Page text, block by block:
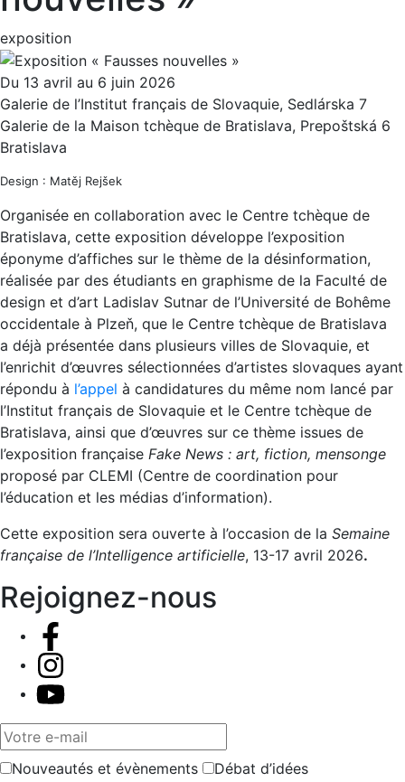
exposition
Du 13 avril au 6 juin 2026
Galerie de l’Institut français de Slovaquie, Sedlárska 7
Galerie de la Maison tchèque de Bratislava, Prepoštská 6
Bratislava
Design : Matěj Rejšek
Organisée en collaboration avec le Centre tchèque de
Bratislava, cette exposition développe l’exposition
éponyme d’affiches sur le thème de la désinformation,
réalisée par des étudiants en graphisme de la Faculté de
design et d’art Ladislav Sutnar de l’Université de Bohême
occidentale à Plzeň, que le Centre tchèque de Bratislava
a déjà présentée dans plusieurs villes de Slovaquie, et
l’enrichit d’œuvres sélectionnées d’artistes slovaques ayant
répondu à l’appel à candidatures du même nom lancé par
l’Institut français de Slovaquie et le Centre tchèque de
Bratislava, ainsi que d’œuvres sur ce thème issues de
l’exposition française Fake News : art, fiction, mensonge
proposé par CLEMI (Centre de coordination pour
l’éducation et les médias d’information).
Cette exposition sera ouverte à l’occasion de la Semaine
française de l’Intelligence artificielle, 13-17 avril 2026.
Rejoignez-nous
Votre e-mail
Nouveautés et évènements
Débat d’idées